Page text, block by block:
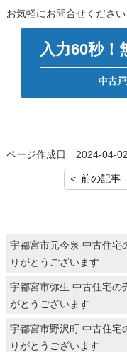
お気軽にお問合せください
入力60秒！
中古
ページ作成日 2024-04-02
宇都宮市元今泉 中古住宅
りがとうございます
宇都宮市弥生 中古住宅の
がとうございます
宇都宮市野沢町 中古住宅
りがとうございます